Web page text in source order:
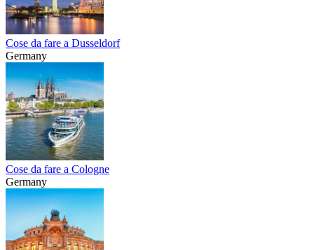
Cose da fare a Dusseldorf
Germany
Cose da fare a Cologne
Germany